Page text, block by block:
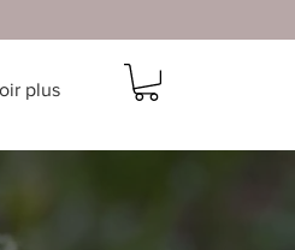
plus